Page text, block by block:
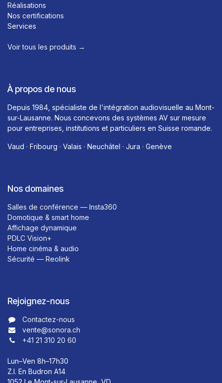
Réalisations
Nos certifications
Services
Voir tous les produits →​
À propos de nous
Depuis 1984, spécialiste de l'intégration audiovisuelle au Mont-
sur-Lausanne. Nous concevons des systèmes AV sur mesure
pour entreprises, institutions et particuliers en Suisse romande.
Vaud · Fribourg · Valais · Neuchâtel · Jura · Genève
Nos domaines
Salles de conférence — Insta360
Domotique & smart home
Affichage dynamique
PDLC Vision+
Home cinéma & audio
Sécurité — Reolink
Rejoignez-nous
Contactez-nous​​
vente@sonora.ch
+41 21 310 20 60
Lun–Ven 8h–17h30
Z.I. En Budron A14